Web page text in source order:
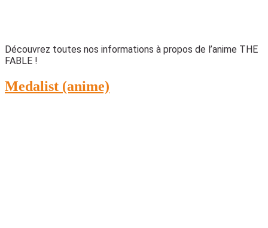
Découvrez toutes nos informations à propos de l’anime THE
FABLE !
Medalist (anime)